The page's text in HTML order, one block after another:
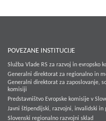
POVEZANE INSTITUCIJE
Služba Vlade RS za razvoj in evropsko
Generalni direktorat za regionalno in
Generalni direktorat za zaposlovanje,
komisiji
Predstavništvo Evropske komisije v
Javni štipendijski, razvojni, invalidski in
Slovenski regionalno razvojni sklad